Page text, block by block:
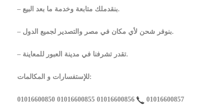
– بنقدملك متابعة وخدمة ما بعد البيع.
– بنوفر شحن لأي مكان في مصر والتصدير لجميع الدول.
– تقدر تشرفنا في مدينة العبور للمعاينة.
للإستفسارات و المكالمات:
01016600850 01016600855 01016600856 01016600857